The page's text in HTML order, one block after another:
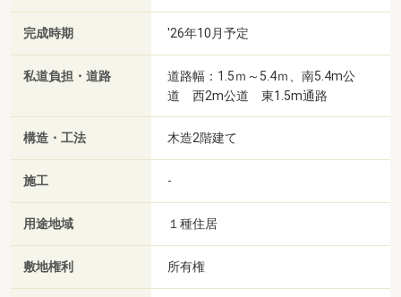
完成時期 '26年10月予定
私道負担・道路
道路幅：1.5ｍ～5.4ｍ、南5.4m公
道 西2m公道 東1.5m通路
構造・工法 木造2階建て
施工 -
用途地域 １種住居
敷地権利 所有権